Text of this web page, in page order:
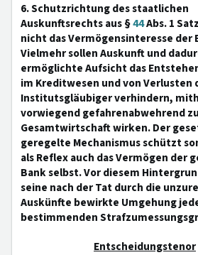
6. Schutzrichtung des staatlichen
Auskunftsrechts aus §44Abs. 1
nicht das Vermögensinteresse der
Vielmehr sollen Auskunft und
ermöglichte Aufsicht das
im Kreditwesen und von Verlusten
Institutsgläubiger verhindern,
vorwiegend gefahrenabwehrend
Gesamtwirtschaft wirken. Der
geregelte Mechanismus schützt
als Reflex auch das Vermögen der
Bank selbst. Vor diesem
seine nach der Tat durch die
Auskünfte bewirkte Umgehung
bestimmenden
Entscheidungstenor